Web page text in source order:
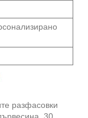
разфасовки
30